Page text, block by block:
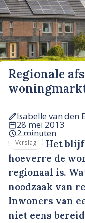
Regionale
Isabelle van den
28 mei 2013
2 minuten
Verslag
Het
hoeverre de
regionaal is.
noodzaak van
Inwoners van
niet eens